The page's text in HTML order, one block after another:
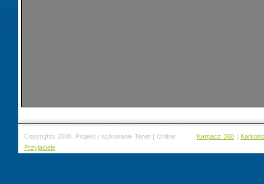
Copyrights 2008. Projekt i wykonanie Tenet | Online: Karpacz 360 |
Przyjaciele